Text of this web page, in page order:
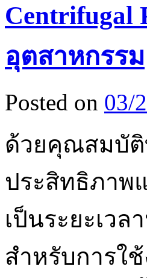
Centrifugal
อุตสาหกรรม
Posted on 03/
ด้วยคุณสมบัติ
ประสิทธิภาพ
เป็นระยะเว
สำหรับการใ